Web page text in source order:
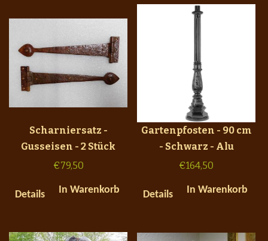
Scharniersatz -
Gusseisen - 2 Stück
€79,50
Details In Warenkorb
Gartenpfosten - 90 cm
- Schwarz - Alu
€164,50
Details In Warenkorb